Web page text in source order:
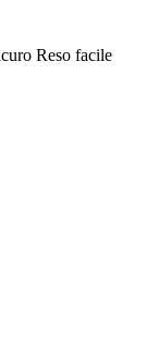
Reso facile